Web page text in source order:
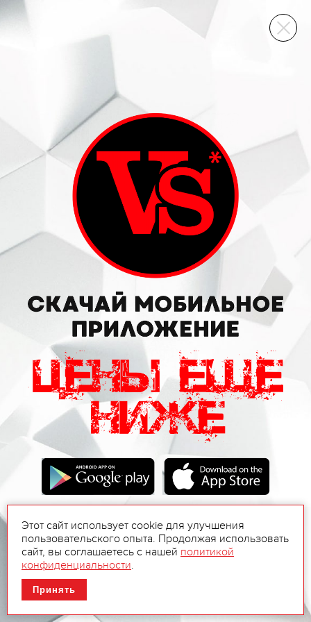
ВИННЫЙ СКЛАД
Этот сайт использует cookie для улучшения
пользовательского опыта. Продолжая использовать
сайт, вы соглашаетесь с нашей политикой
конфиденциальности.
Принять